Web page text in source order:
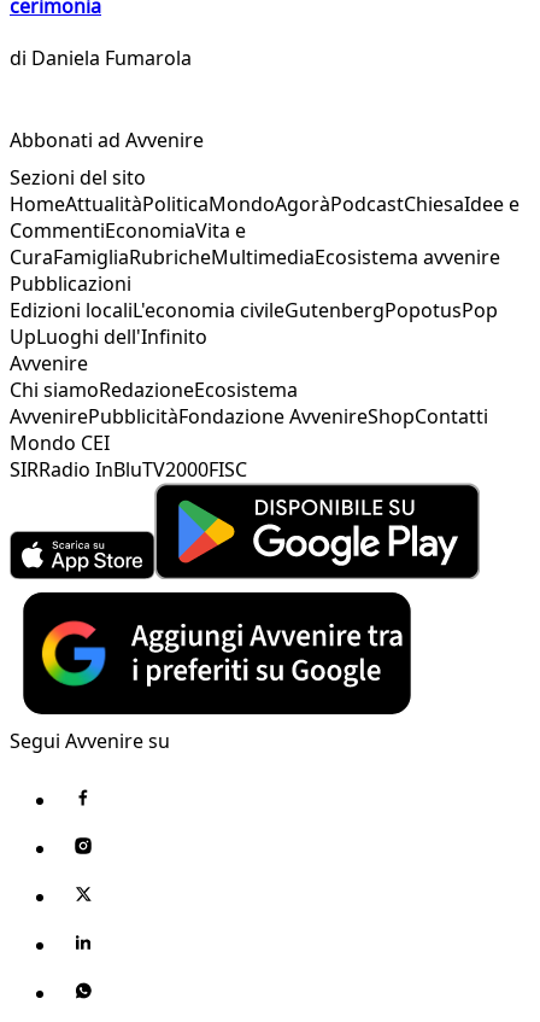
cerimonia
di Daniela Fumarola
Abbonati ad Avvenire
Sezioni del sito
HomeAttualitàPoliticaMondoAgoràPodcastChiesaIdee e
CommentiEconomiaVita e
CuraFamigliaRubricheMultimediaEcosistema avvenire
Pubblicazioni
Edizioni localiL'economia civileGutenbergPopotusPop
UpLuoghi dell'Infinito
Avvenire
Chi siamoRedazioneEcosistema
AvvenirePubblicitàFondazione AvvenireShopContatti
Mondo CEI
SIRRadio InBluTV2000FISC
Segui Avvenire su